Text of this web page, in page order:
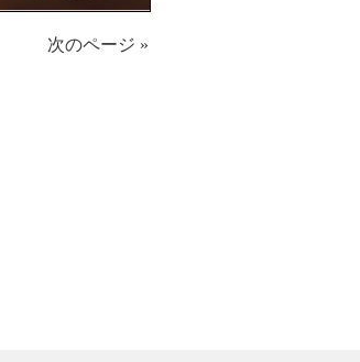
次のページ »